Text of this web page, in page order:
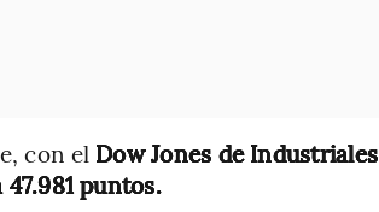
con el Dow Jones de Industriales
puntos.